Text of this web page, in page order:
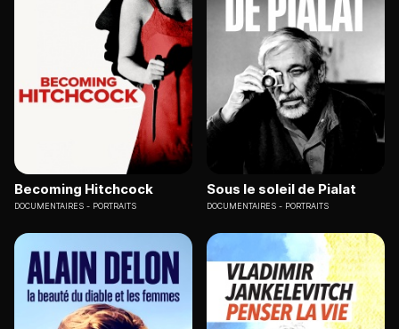
Becoming Hitchcock
DOCUMENTAIRES PORTRAITS
Sous le soleil de Pialat
DOCUMENTAIRES PORTRAITS